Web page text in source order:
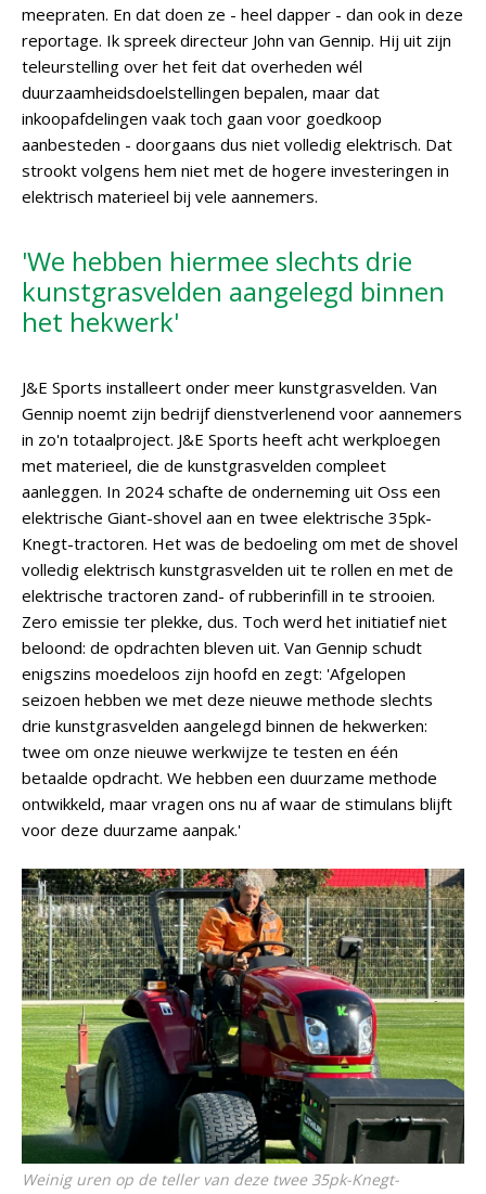
meepraten. En dat doen ze - heel dapper - dan ook in deze
reportage. Ik spreek directeur John van Gennip. Hij uit zijn
teleurstelling over het feit dat overheden wél
duurzaamheidsdoelstellingen bepalen, maar dat
inkoopafdelingen vaak toch gaan voor goedkoop
aanbesteden - doorgaans dus niet volledig elektrisch. Dat
strookt volgens hem niet met de hogere investeringen in
elektrisch materieel bij vele aannemers.
'We hebben hiermee slechts drie
kunstgrasvelden aangelegd binnen
het hekwerk'
J&E Sports installeert onder meer kunstgrasvelden. Van
Gennip noemt zijn bedrijf dienstverlenend voor aannemers
in zo'n totaalproject. J&E Sports heeft acht werkploegen
met materieel, die de kunstgrasvelden compleet
aanleggen. In 2024 schafte de onderneming uit Oss een
elektrische Giant-shovel aan en twee elektrische 35pk-
Knegt-tractoren. Het was de bedoeling om met de shovel
volledig elektrisch kunstgrasvelden uit te rollen en met de
elektrische tractoren zand- of rubberinfill in te strooien.
Zero emissie ter plekke, dus. Toch werd het initiatief niet
beloond: de opdrachten bleven uit. Van Gennip schudt
enigszins moedeloos zijn hoofd en zegt: 'Afgelopen
seizoen hebben we met deze nieuwe methode slechts
drie kunstgrasvelden aangelegd binnen de hekwerken:
twee om onze nieuwe werkwijze te testen en één
betaalde opdracht. We hebben een duurzame methode
ontwikkeld, maar vragen ons nu af waar de stimulans blijft
voor deze duurzame aanpak.'
Weinig uren op de teller van deze twee 35pk-Knegt-